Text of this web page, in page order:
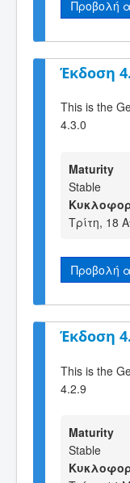
Προβολή
Έκδοση
This is the
4.3.0
Maturity
Stable
Τρίτη, 18
Προβολή
Έκδοση
This is the
4.2.9
Maturity
Stable